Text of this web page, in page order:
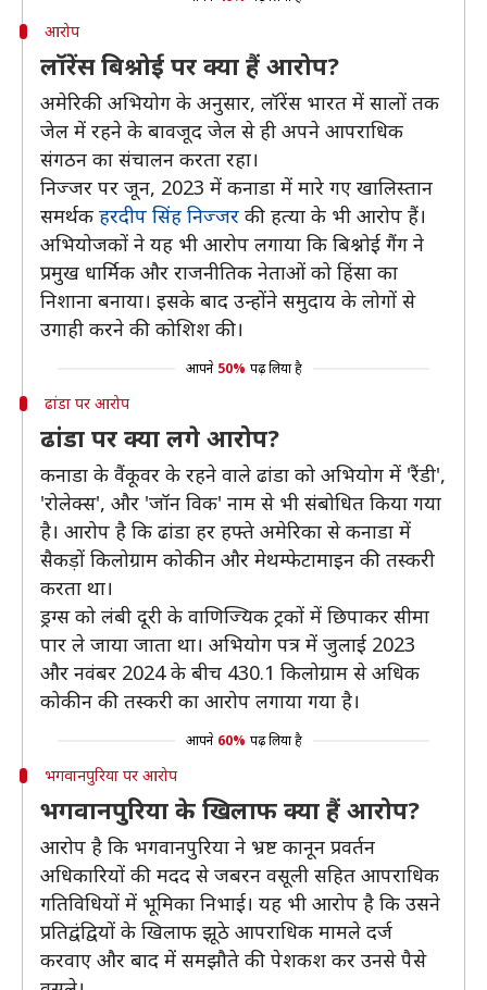
आरोप
लॉरेंस बिश्नोई पर क्या हैं आरोप?
अमेरिकी अभियोग के अनुसार, लॉरेंस भारत में सालों तक
जेल में रहने के बावजूद जेल से ही अपने आपराधिक
संगठन का संचालन करता रहा।
निज्जर पर जून, 2023 में कनाडा में मारे गए खालिस्तान
समर्थक हरदीप सिंह निज्जर की हत्या के भी आरोप हैं।
अभियोजकों ने यह भी आरोप लगाया कि बिश्नोई गैंग ने
प्रमुख धार्मिक और राजनीतिक नेताओं को हिंसा का
निशाना बनाया। इसके बाद उन्होंने समुदाय के लोगों से
उगाही करने की कोशिश की।
आपने 50% पढ़ लिया है
ढांडा पर आरोप
ढांडा पर क्या लगे आरोप?
कनाडा के वैंकूवर के रहने वाले ढांडा को अभियोग में ​​'रैंडी',
'रोलेक्स', और 'जॉन विक' नाम से भी संबोधित किया गया
है। आरोप है कि ढांडा हर हफ्ते अमेरिका से कनाडा में
सैकड़ों किलोग्राम कोकीन और मेथम्फेटामाइन की तस्करी
करता था।
ड्रग्स को लंबी दूरी के वाणिज्यिक ट्रकों में छिपाकर सीमा
पार ले जाया जाता था। अभियोग पत्र में जुलाई 2023
और नवंबर 2024 के बीच 430.1 किलोग्राम से अधिक
कोकीन की तस्करी का आरोप लगाया गया है।
आपने 60% पढ़ लिया है
भगवानपुरिया पर आरोप
भगवानपुरिया के खिलाफ क्या हैं आरोप?
आरोप है कि भगवानपुरिया ने भ्रष्ट कानून प्रवर्तन
अधिकारियों की मदद से जबरन वसूली सहित आपराधिक
गतिविधियों में भूमिका निभाई। यह भी आरोप है कि उसने
प्रतिद्वंद्वियों के खिलाफ झूठे आपराधिक मामले दर्ज
करवाए और बाद में समझौते की पेशकश कर उनसे पैसे